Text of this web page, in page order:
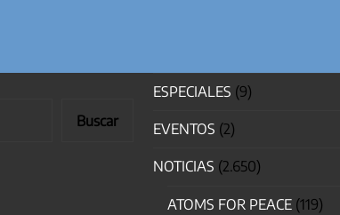
Buscar
ESPECIALES (9)
EVENTOS (2)
NOTICIAS (2.650)
ATOMS FOR PEACE (119)